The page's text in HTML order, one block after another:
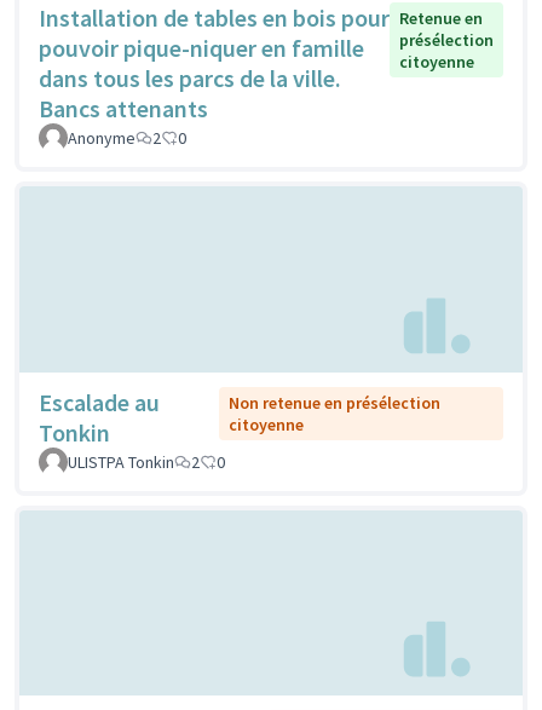
Installation de tables en bois pour
pouvoir pique-niquer en famille
dans tous les parcs de la ville.
Bancs attenants
Retenue en
présélection
citoyenne
Anonyme 2 0
Escalade au
Tonkin
Non retenue en présélection
citoyenne
ULISTPA Tonkin
2 0